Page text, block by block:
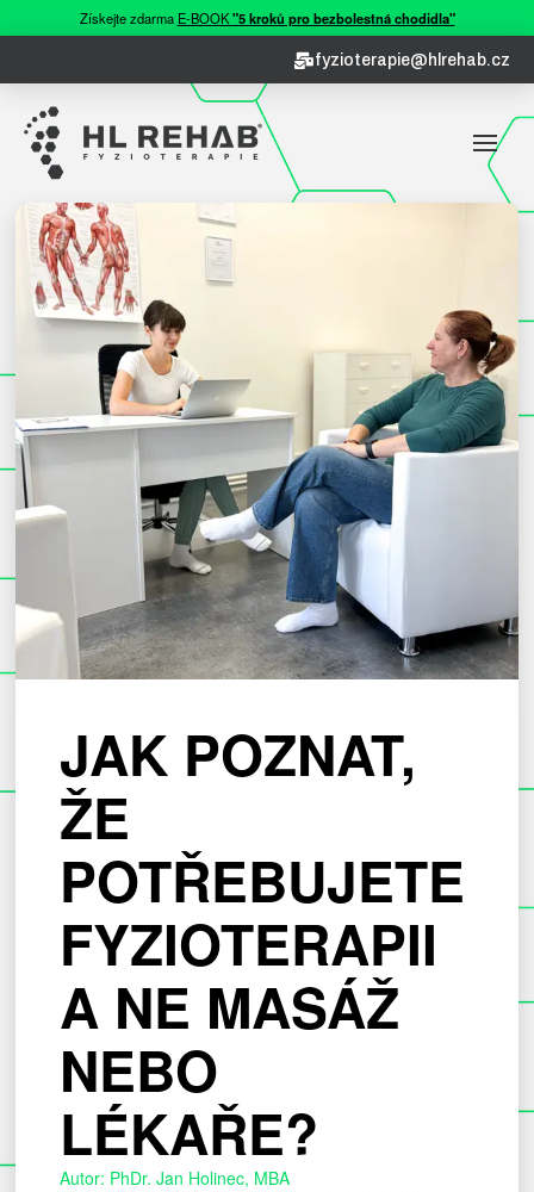
Získejte zdarma E-BOOK"5 kroků pro bezbolestná chodidla"
fyzioterapie@hlrehab.cz
JAK POZNAT,
ŽE
POTŘEBUJETE
FYZIOTERAPII
A NE MASÁŽ
NEBO
LÉKAŘE?
Autor: PhDr. Jan Holinec, MBA